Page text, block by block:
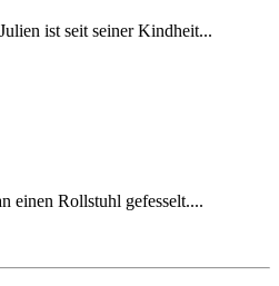
ist seit seiner Kindheit...
einen Rollstuhl gefesselt....